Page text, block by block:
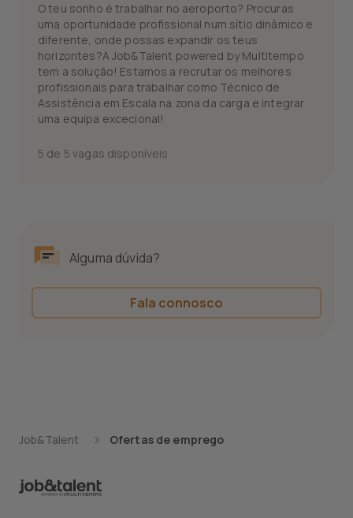
Alguma dúvida?
Fala connosco
O teu sonho é trabalhar no aeroporto? Procuras
uma oportunidade profissional num sítio dinâmico e
diferente, onde possas expandir os teus
horizontes?A Job&Talent powered by Multitempo
tem a solução! Estamos a recrutar os melhores
profissionais para trabalhar como Técnico de
Assistência em Escala na zona da carga e integrar
uma equipa excecional!
5 de 5 vagas disponíveis
Job&Talent Ofertas de emprego